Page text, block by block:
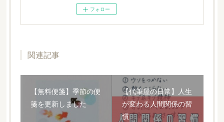
フォロー
関連記事
【無料便箋】季節の便
箋を更新しました
【代筆屋の日常】人生
が変わる人間関係の習
慣